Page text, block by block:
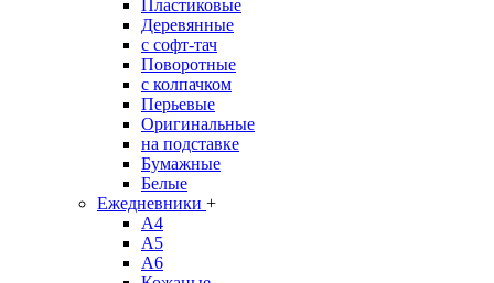
Пластиковые
Деревянные
с софт-тач
Поворотные
с колпачком
Перьевые
Оригинальные
на подставке
Бумажные
Белые
Ежедневники +
A4
A5
A6